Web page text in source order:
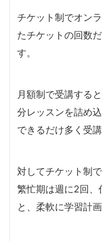
チケット制でオン
たチケットの回数
す。
月額制で受講する
分レッスンを詰め
できるだけ多く受
対してチケット制
繁忙期は週に2回、
と、柔軟に学習計